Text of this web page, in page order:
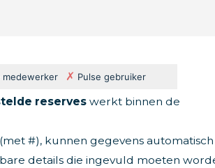
medewerker ✗ Pulse gebruiker
reserves werkt binnen de
#), kunnen gegevens automatisch
details die ingevuld moeten